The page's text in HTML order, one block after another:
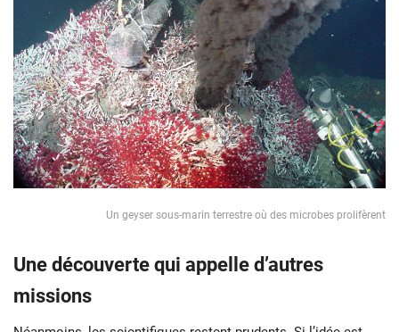
Un geyser sous-marin terrestre où des microbes prolifèrent
Une découverte qui appelle d’autres
missions